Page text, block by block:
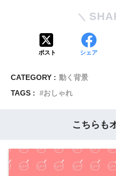
ポスト シェア
CATEGORY : 動く背景
TAGS :
おしゃれ
こちらも